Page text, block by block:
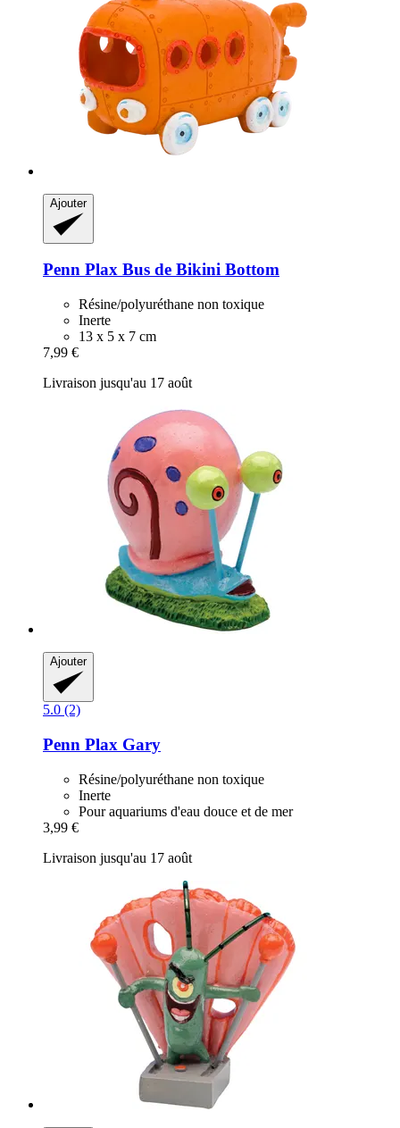
Ajouter
Penn Plax Bus de Bikini Bottom
Résine/polyuréthane non toxique
Inerte
13 x 5 x 7 cm
7,99 €
Livraison jusqu'au 17 août
Ajouter
5.0 (2)
Penn Plax Gary
Résine/polyuréthane non toxique
Inerte
Pour aquariums d'eau douce et de mer
3,99 €
Livraison jusqu'au 17 août